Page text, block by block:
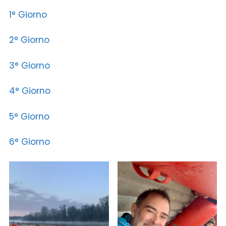
1° Giorno
2° Giorno
3° Giorno
4° Giorno
5° Giorno
6° Giorno